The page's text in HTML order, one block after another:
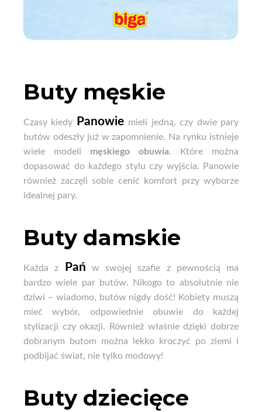
Buty męskie
Czasy kiedy Panowie mieli jedną, czy dwie pary
butów odeszły już w zapomnienie. Na rynku istnieje
wiele modeli męskiego obuwia. Które można
dopasować do każdego stylu czy wyjścia. Panowie
również zaczęli sobie cenić komfort przy wyborze
idealnej pary.
Buty damskie
Każda z Pań w swojej szafie z pewnością ma
bardzo wiele par butów. Nikogo to absolutnie nie
dziwi – wiadomo, butów nigdy dość! Kobiety muszą
mieć wybór, odpowiednie obuwie do każdej
stylizacji czy okazji. Również właśnie dzięki dobrze
dobranym butom można lekko kroczyć po ziemi i
podbijać świat, nie tylko modowy!
Buty dziecięce